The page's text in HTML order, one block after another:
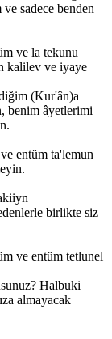
sadece benden
ve la tekunu
kalilev ve iyaye
(Kur'ân)a
benim âyetlerimi
entüm ta'lemun
birlikte siz
ve entüm tetlunel
Halbuki
almayacak